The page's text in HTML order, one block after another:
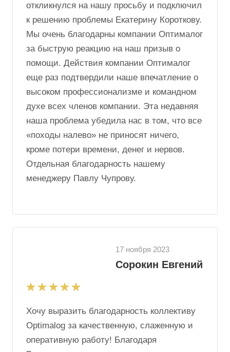
откликнулся на нашу просьбу и подключил
к решению проблемы Екатерину Короткову.
Мы очень благодарны компании Оптималог
за быструю реакцию на наш призыв о
помощи. Действия компании Оптималог
еще раз подтвердили наше впечатление о
высоком профессионализме и командном
духе всех членов компании. Эта недавняя
наша проблема убедила нас в том, что все
«походы налево» не приносят ничего,
кроме потери времени, денег и нервов.
Отдельная благодарность нашему
менеджеру Павлу Чупрову.
17 ноября 2023
Сорокин Евгений
Хочу выразить благодарность коллективу
Optimalog за качественную, слаженную и
оперативную работу! Благодаря